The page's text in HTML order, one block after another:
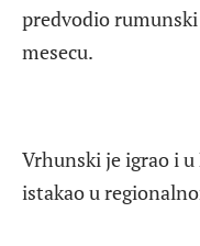
predvodio
mesecu.
Vrhunski je igrao i u
istakao u